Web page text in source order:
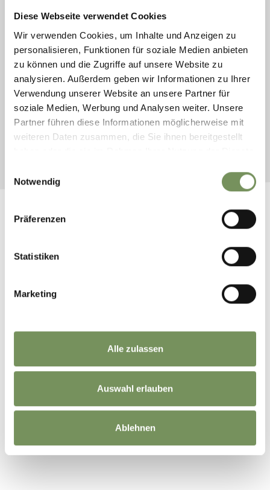
Diese Webseite verwendet Cookies
Wir verwenden Cookies, um Inhalte und Anzeigen zu
personalisieren, Funktionen für soziale Medien anbieten
zu können und die Zugriffe auf unsere Website zu
analysieren. Außerdem geben wir Informationen zu Ihrer
Verwendung unserer Website an unsere Partner für
soziale Medien, Werbung und Analysen weiter. Unsere
Partner führen diese Informationen möglicherweise mit
weiteren Daten zusammen, die Sie ihnen bereitgestellt
Notwendig
Präferenzen
Statistiken
Marketing
Alle zulassen
Auswahl erlauben
Ablehnen
TOUREN (AUCH E-BIKE), RENNRAD
ETSCHRADWEG VIA CLAUDIA AUGUSTA -
ETAPPE RABLAND - RESCHENSEE
Genussrad von März bis November! Genießen Sie eine einmalige
Fahrradtour von Rabland durch das Vinschgau zum Reschensee!
RABLANDER WEIHER